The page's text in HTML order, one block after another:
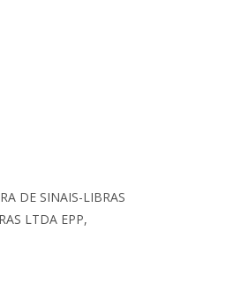
DE SINAIS-LIBRAS
LTDA EPP,